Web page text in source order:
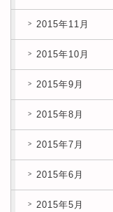
2015年11月
2015年10月
2015年9月
2015年8月
2015年7月
2015年6月
2015年5月